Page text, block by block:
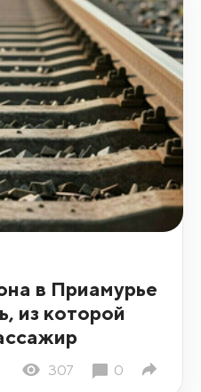
в Приамурье
из которой
307 0